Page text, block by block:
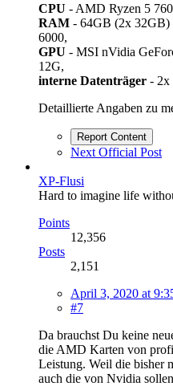
CPU - AMD Ryzen 5
RAM - 64GB (2x
6000,
GPU - MSI nVidia
12G,
interne Datenträger - 2x
Detaillierte Angaben zu
Report Content
Next Official Post
XP-Flusi
Hard to imagine life
Points
12,356
Posts
2,151
April 3, 2020 at
#7
Da brauchst Du keine
die AMD Karten von
Leistung. Weil die bisher
auch die von Nvidia